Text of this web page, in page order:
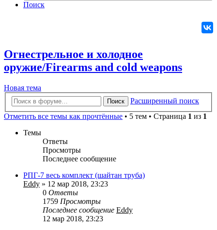
Поиск
Огнестрельное и холодное
оружие/Firearms and cold weapons
Новая
тема
Новая тема
Поиск
Расширенный поиск
Отметить все темы как прочтённые • 5 тем • Страница 1 из 1
Темы
Ответы
Просмотры
Последнее сообщение
РПГ-7 весь комплект (шайтан труба)
Eddy » 12 мар 2018, 23:23
0 Ответы
1759 Просмотры
Последнее сообщение Eddy
12 мар 2018, 23:23